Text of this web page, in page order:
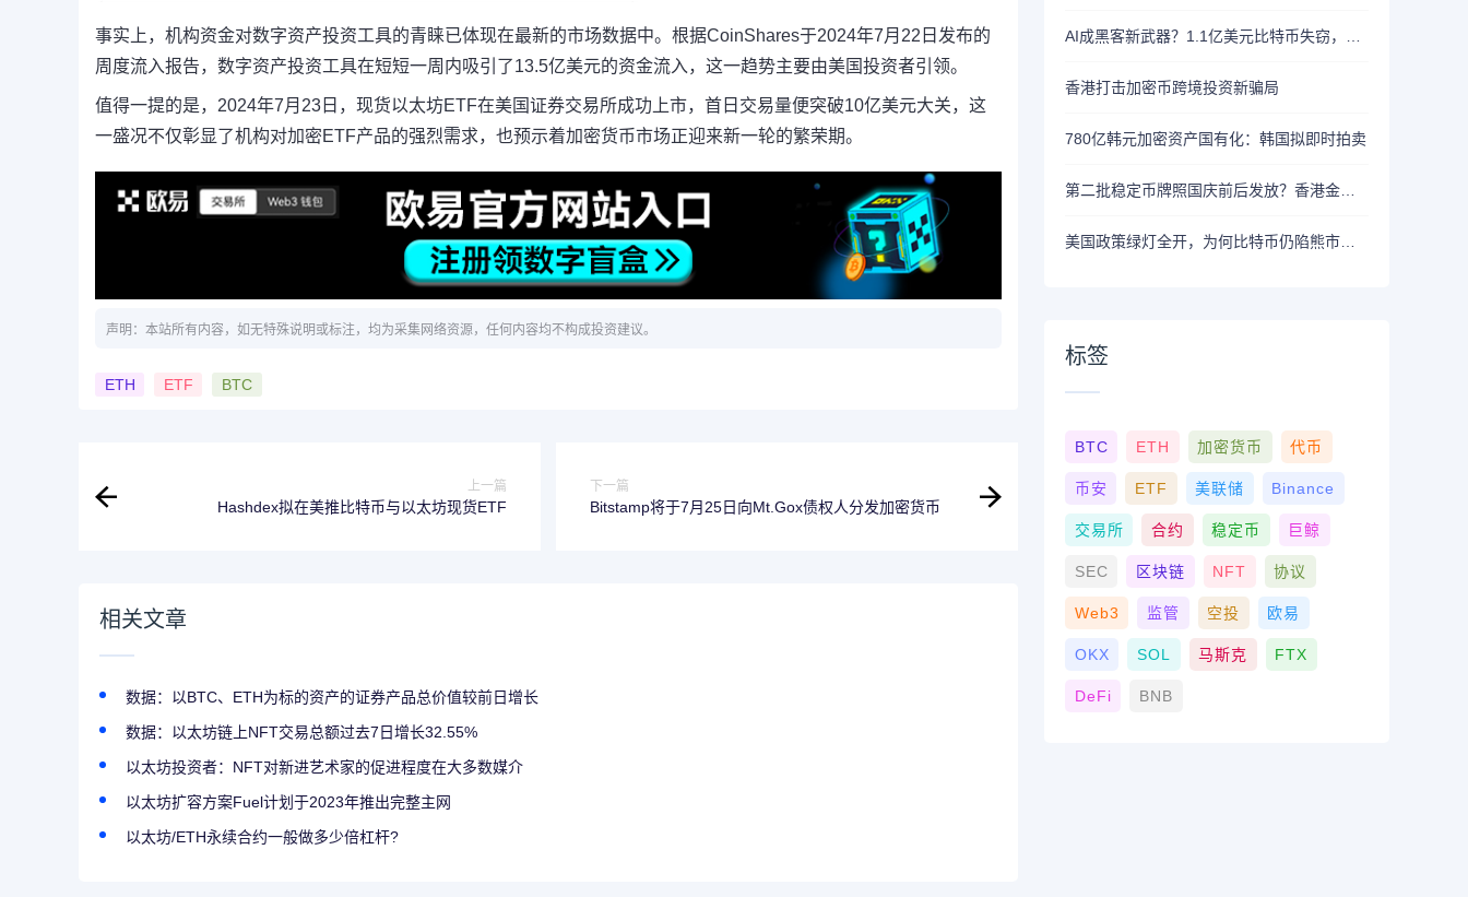
事实上，机构资金对数字资产投资工具的青睐已体现在最新的市场数据中。根据CoinShares于2024年7月22日发布的
周度流入报告，数字资产投资工具在短短一周内吸引了13.5亿美元的资金流入，这一趋势主要由美国投资者引领。
值得一提的是，2024年7月23日，现货以太坊ETF在美国证券交易所成功上市，首日交易量便突破10亿美元大关，这
一盛况不仅彰显了机构对加密ETF产品的强烈需求，也预示着加密货币市场正迎来新一轮的繁荣期。
声明：本站所有内容，如无特殊说明或标注，均为采集网络资源，任何内容均不构成投资建议。
ETH ETF BTC
上一篇
Hashdex拟在美推比特币与以太坊现货ETF
下一篇
Bitstamp将于7月25日向Mt.Gox债权人分发加密货币
相关文章
数据：以BTC、ETH为标的资产的证券产品总价值较前日增长
数据：以太坊链上NFT交易总额过去7日增长32.55%
以太坊投资者：NFT对新进艺术家的促进程度在大多数媒介
以太坊扩容方案Fuel计划于2023年推出完整主网
以太坊/ETH永续合约一般做多少倍杠杆?
香港打击加密币跨境投资新骗局
780亿韩元加密资产国有化：韩国拟即时拍卖
标签
BTC ETH 加密货币 代币
币安 ETF 美联储 Binance
交易所 合约 稳定币 巨鲸
SEC 区块链 NFT 协议
Web3 监管 空投 欧易
OKX SOL 马斯克 FTX
DeFi BNB